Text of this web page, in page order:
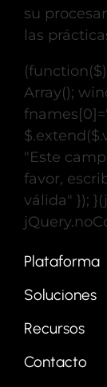
su
las
Array();
"Este
favor,
válida" });
Plataforma
Soluciones
Recursos
Contacto